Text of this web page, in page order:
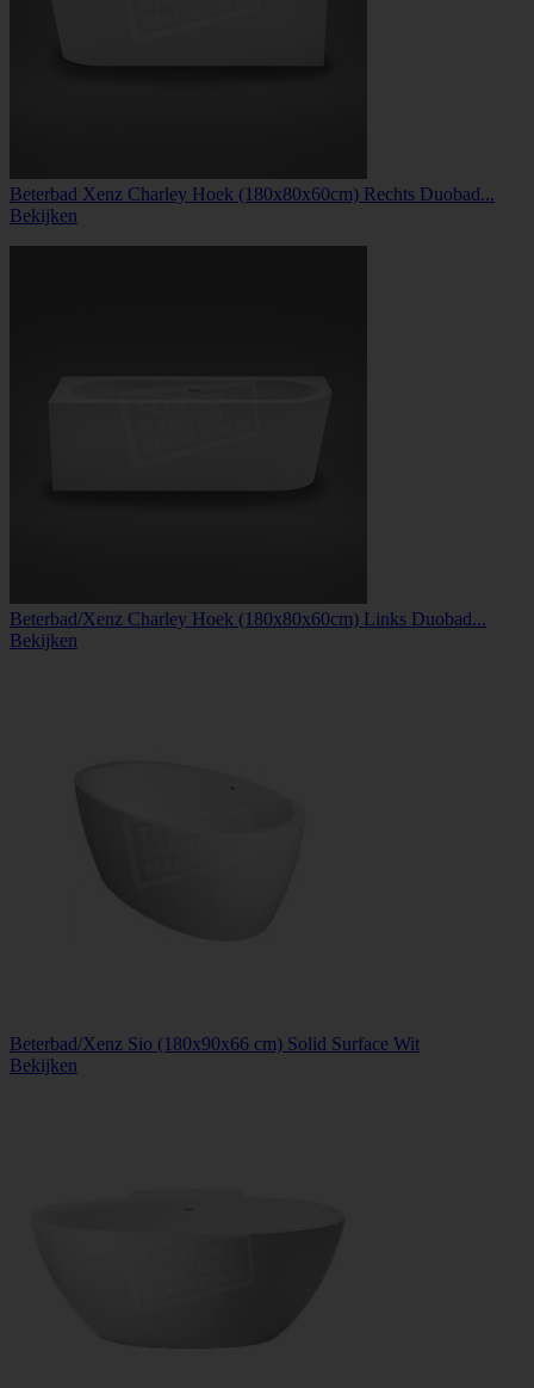
Beterbad Xenz Charley Hoek (180x80x60cm) Rechts Duobad...
Bekijken
Beterbad/Xenz Charley Hoek (180x80x60cm) Links Duobad...
Bekijken
Beterbad/Xenz Sio (180x90x66 cm) Solid Surface Wit
Bekijken